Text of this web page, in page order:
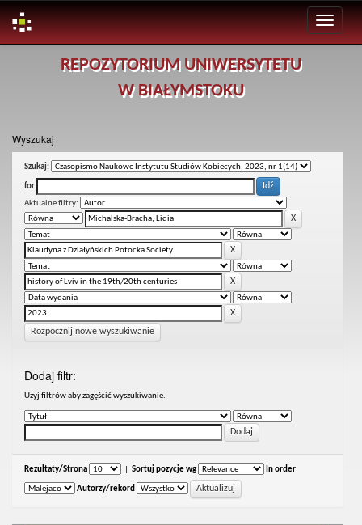
REPOZYTORIUM UNIWERSYTETU
W BIAŁYMSTOKU
Wyszukaj
Szukaj:
for
Aktualne filtry:
Rozpocznij nowe wyszukiwanie
Dodaj filtr:
Uzyj filtrów aby zagęścić wyszukiwanie.
Rezultaty/Strona Sortuj pozycje wg In order
Autorzy/rekord